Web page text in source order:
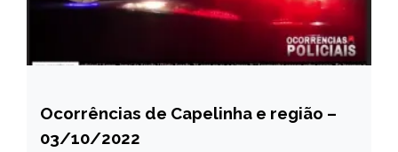
CAPELINHA
NOTÍCIAS
Ocorrências de Capelinha e região –
03/10/2022